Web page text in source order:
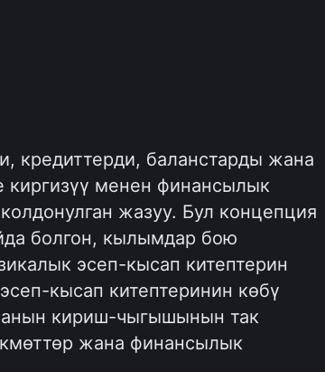
кредиттерди, баланстарды жана
киргизүү менен финансылык
жазуу. Бул концепция
болгон, кылымдар бою
эсеп-кысап китептерин
кысап китептеринин көбү
кириш-чыгышынын так
жана финансылык